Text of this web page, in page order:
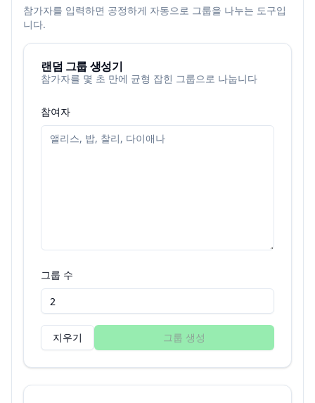
참가자를 입력하면 공정하게 자동으로 그룹을 나누는 도구입
니다.
랜덤 그룹 생성기
참가자를 몇 초 만에 균형 잡힌 그룹으로 나눕니다
참여자
그룹 수
지우기 그룹 생성